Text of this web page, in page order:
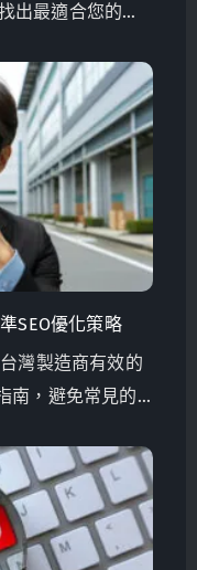
出最適合您的方
SEO優化策略
灣製造商有效的
南，避免常見的
以及為您的需求